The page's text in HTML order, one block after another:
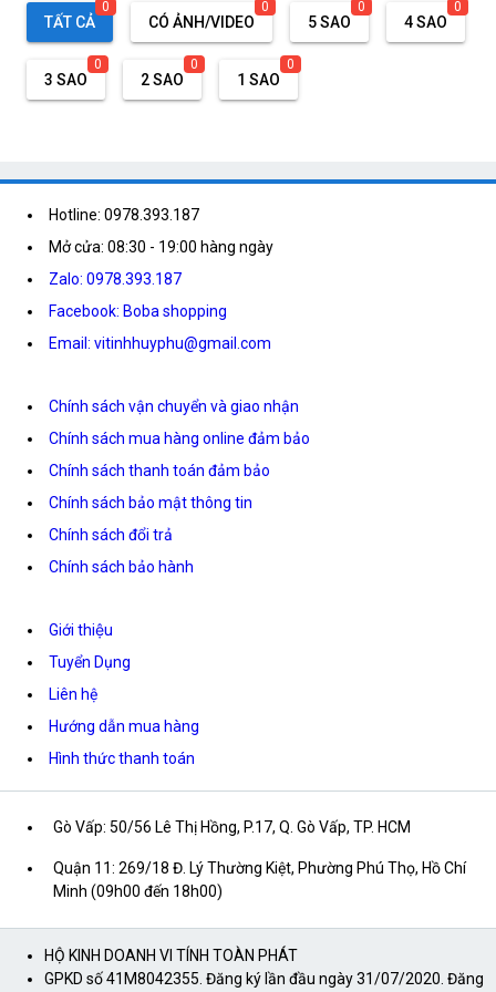
TẤT CẢ
0
CÓ ẢNH/VIDEO
0
5 SAO
0
4 SAO
0
3 SAO
0
2 SAO
0
1 SAO
0
Hotline: 0978.393.187
Mở cửa: 08:30 - 19:00 hàng ngày
Zalo: 0978.393.187
Facebook: Boba shopping
Email: vitinhhuyphu@gmail.com
Chính sách vận chuyển và giao nhận
Chính sách mua hàng online đảm bảo
Chính sách thanh toán đảm bảo
Chính sách bảo mật thông tin
Chính sách đổi trả
Chính sách bảo hành
Giới thiệu
Tuyển Dụng
Liên hệ
Hướng dẫn mua hàng
Hình thức thanh toán
Gò Vấp: 50/56 Lê Thị Hồng, P.17, Q. Gò Vấp, TP. HCM
Quận 11: 269/18 Đ. Lý Thường Kiệt, Phường Phú Thọ, Hồ Chí
Minh (09h00 đến 18h00)
HỘ KINH DOANH VI TÍNH TOÀN PHÁT
GPKD số 41M8042355. Đăng ký lần đầu ngày 31/07/2020. Đăng